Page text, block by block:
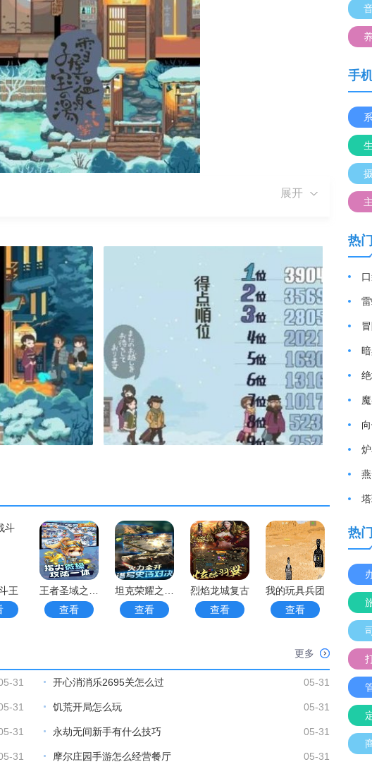
温泉旅馆环境。
久的温泉旅馆。
休闲度假。
。
效率。
待准备。
锁更多玩法内容。
展开
王
查看
查看
烈焰龙城复古
查看
我的玩具兵团
查看
更多
31 开心消消乐2695关怎么过 05-31
31 饥荒开局怎么玩 05-31
31 永劫无间新手有什么技巧 05-31
31 摩尔庄园手游怎么经营餐厅 05-31
手
热
热